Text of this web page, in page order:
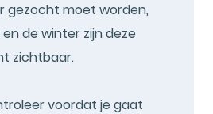
gezocht moet worden,
de winter zijn deze
zichtbaar.
voordat je gaat